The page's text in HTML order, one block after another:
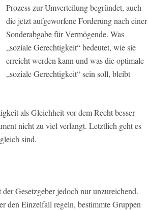
Prozess zur Umverteilung begründet, auch
die jetzt aufgeworfene Forderung nach einer
Sonderabgabe für Vermögende. Was
„soziale Gerechtigkeit“ bedeutet, wie sie
erreicht werden kann und was die optimale
„soziale Gerechtigkeit“ sein soll, bleibt
als Gleichheit vor dem Recht besser
nicht zu viel verlangt. Letztlich geht es
sind.
Gesetzgeber jedoch nur unzureichend.
den Einzelfall regeln, bestimmte Gruppen